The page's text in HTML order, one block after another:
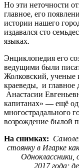
Но эти неточности
главное, его
истории нашего
издавался сто
языках.
Энциклопедия его
ведущими были
Жолковский, ученые
краеведы, и главное
Анастасии
капитанах» — ещё
многострадального
возрождение былой
На снимках:
стоянку в Игарке
Одноклассники,
2017 года;